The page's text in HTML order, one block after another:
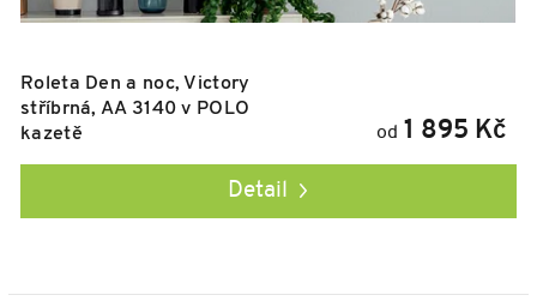
Roleta Den a noc, Victory
stříbrná, AA 3140 v POLO
kazetě
od 1 895 Kč
Detail